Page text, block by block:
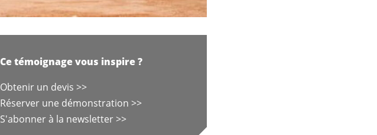
Ce témoignage vous inspire ?
Obtenir un devis >>
Réserver une démonstration >>
S'abonner à la newsletter >>